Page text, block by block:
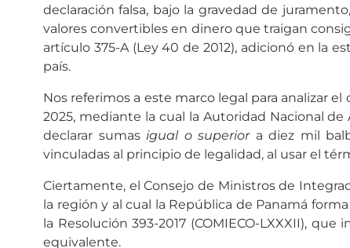
declaración falsa, bajo la gravedad de
valores convertibles en dinero que traigan
artículo 375-A (Ley 40 de 2012), adicionó en
país.
Nos referimos a este marco legal para analizar
2025, mediante la cual la Autoridad Nacional
declarar sumas igual o superiora diez mil
vinculadas al principio de legalidad, al usar el
Ciertamente, el Consejo de Ministros de
la región y al cual la República de Panamá
la Resolución 393-2017 (COMIECO-LXXXII),
equivalente.